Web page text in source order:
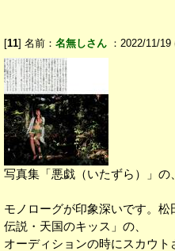
[11] 名前： 名無しさん ：2022/11/
写真集「悪戯（いたずら）」の
モノローグが印象深いです。
伝説・天国のキッス」の、
オーディションの時にスカウ